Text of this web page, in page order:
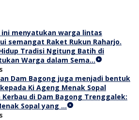
Tradisi Ngitung Batih di
Warga dalam Sema…
Kerbau di Dam Bagong Trenggalek:
Sopal yang …